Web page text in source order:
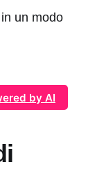
un modo
by AI